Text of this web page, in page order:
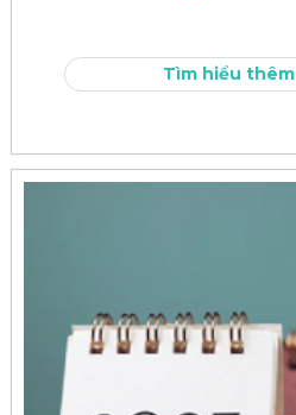
Tìm hiểu thêm